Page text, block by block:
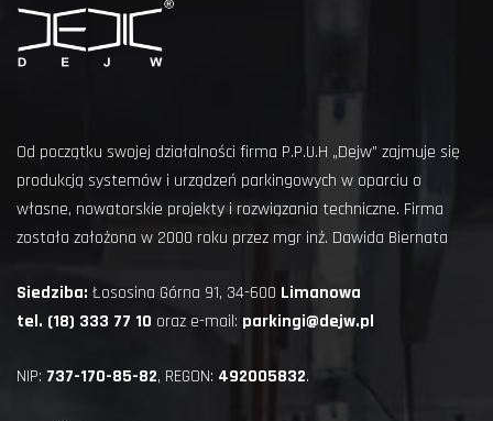
Od początku swojej działalności firma P.P.U.H „Dejw” zajmuje się
produkcją systemów i urządzeń parkingowych w oparciu o
własne, nowatorskie projekty i rozwiązania techniczne. Firma
została założona w 2000 roku przez mgr inż. Dawida Biernata
Siedziba: Łososina Górna 91, 34-600 Limanowa
tel. (18) 333 77 10 oraz e-mail: parkingi@dejw.pl
NIP: 737-170-85-82, REGON: 492005832.